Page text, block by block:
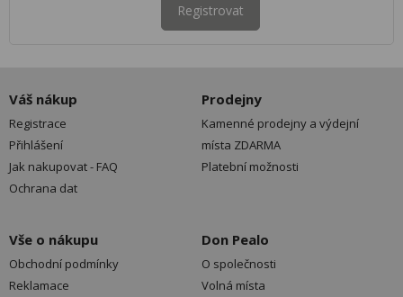
Registrovat
Váš nákup
Registrace
Přihlášení
Jak nakupovat - FAQ
Ochrana dat
Prodejny
Kamenné prodejny a výdejní
místa ZDARMA
Platební možnosti
Vše o nákupu
Obchodní podmínky
Reklamace
Don Pealo
O společnosti
Volná místa